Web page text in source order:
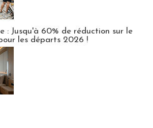
: Jusqu'à 60% de réduction sur le
les départs 2026 !